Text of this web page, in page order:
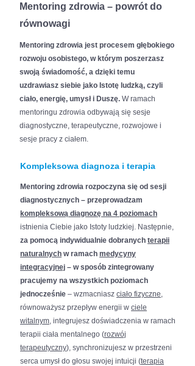
Mentoring zdrowia – powrót do
równowagi
Mentoring zdrowia jest procesem głębokiego
rozwoju osobistego, w którym poszerzasz
swoją świadomość, a dzięki temu
uzdrawiasz siebie jako Istotę ludzką, czyli
ciało, energię, umysł i Duszę. W ramach
mentoringu zdrowia odbywają się sesje
diagnostyczne, terapeutyczne, rozwojowe i
sesje pracy z ciałem.
Kompleksowa diagnoza i terapia
Mentoring zdrowia rozpoczyna się od sesji
diagnostycznych – przeprowadzam
kompleksową diagnozę na 4 poziomach
istnienia Ciebie jako Istoty ludzkiej. Następnie,
za pomocą indywidualnie dobranych terapii
naturalnych w ramach medycyny
integracyjnej – w sposób zintegrowany
pracujemy na wszystkich poziomach
jednocześnie – wzmacniasz ciało fizyczne,
równoważysz przepływ energii w ciele
witalnym, integrujesz doświadczenia w ramach
terapii ciała mentalnego (rozwój
terapeutyczny), synchronizujesz w przestrzeni
serca umysł do głosu swojej intuicji (terapia